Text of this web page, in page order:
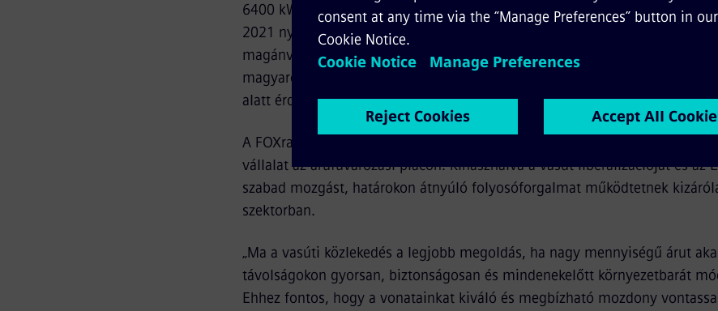
6400 kW 15 és 25 kV mellett, végsebessége pedig 160 km/óra. A
2021 nyarán fogja leszállítani a Siemens Mobility. A FOXrail Zrt. az első
magánvasúttársaság, aki Vectron mozdonyt rendelt. Ez a szerződés is jó
magyarországi teherfuvarozással foglalkozó magánvasút részére, hogy
alatt érdemes ilyen beruházást tenni, felkészülve a következő időkre.
A FOXrail vasúttársaság 2013-ban alakult 100%-ban magyar tulajdonban
vállalat az árufuvarozási piacon. Kihasználva a vasút liberalizációját és az
szabad mozgást, határokon átnyúló folyosóforgalmat működtetnek
szektorban.
„Ma a vasúti közlekedés a legjobb megoldás, ha nagy mennyiségű árut
távolságokon gyorsan, biztonságosan és mindenekelőtt környezetbarát
Ehhez fontos, hogy a vonatainkat kiváló és megbízható mozdony